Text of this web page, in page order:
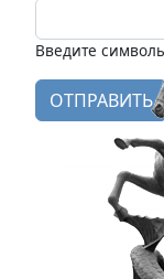
Введите